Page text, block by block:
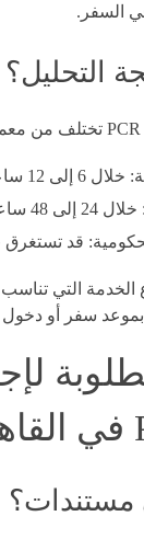
السفر.
التحليل؟
12 ساعة.
48 ساعة.
قد تستغرق حتى 72
الخدمة التي تناسب
بموعد سفر أو
مستندات؟